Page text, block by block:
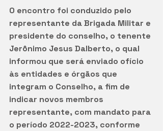
O encontro foi conduzido pelo
representante da Brigada Militar e
presidente do conselho, o tenente
Jerônimo Jesus Dalberto, o qual
informou que será enviado ofício
às entidades e órgãos que
integram o Conselho, a fim de
indicar novos membros
representante, com mandato para
o período 2022-2023, conforme